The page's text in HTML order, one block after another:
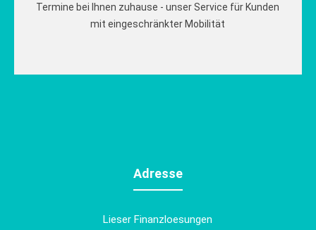
Termine bei Ihnen zuhause - unser Service für Kunden
mit eingeschränkter Mobilität
Adresse
Lieser Finanzloesungen